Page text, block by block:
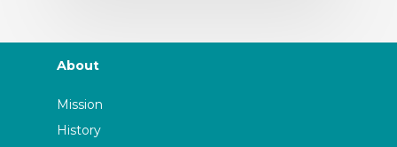
About
Mission
History